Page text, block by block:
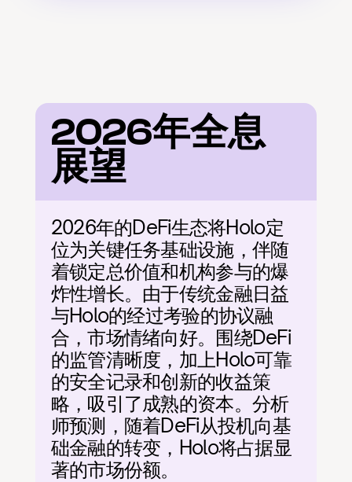
2026年全息
展望
2026年的DeFi生态将Holo定
位为关键任务基础设施，伴随
着锁定总价值和机构参与的爆
炸性增长。由于传统金融日益
与Holo的经过考验的协议融
合，市场情绪向好。围绕DeFi
的监管清晰度，加上Holo可靠
的安全记录和创新的收益策
略，吸引了成熟的资本。分析
师预测，随着DeFi从投机向基
础金融的转变，Holo将占据显
著的市场份额。